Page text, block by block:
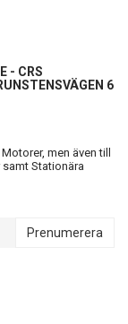
- CRS
6
men även till
Stationära
Prenumerera